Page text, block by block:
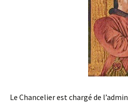
Le Chancelier est chargé de